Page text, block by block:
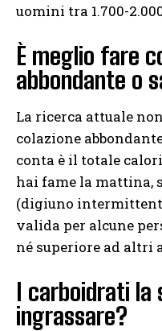
uomini tra 1.700-
È meglio fare
abbondante o
La ricerca attuale
colazione
conta è il totale
hai fame la mattina,
(digiuno
valida per alcune
né superiore ad altri
I carboidrati la
ingrassare?